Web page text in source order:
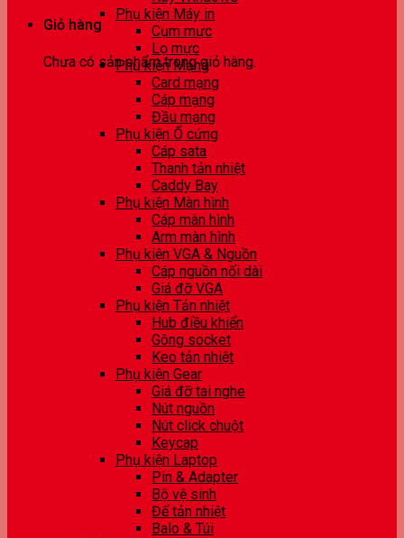
Giỏ hàng
Chưa có sản phẩm trong giỏ hàng.
Phụ kiện Máy in
Cụm mực
Lọ mực
Phụ kiện Mạng
Card mạng
Cáp mạng
Đầu mạng
Phụ kiện Ổ cứng
Cáp sata
Thanh tản nhiệt
Caddy Bay
Phụ kiện Màn hình
Cáp màn hình
Arm màn hình
Phụ kiện VGA & Nguồn
Cáp nguồn nối dài
Giá đỡ VGA
Phụ kiện Tản nhiệt
Hub điều khiển
Gông socket
Keo tản nhiệt
Phụ kiện Gear
Giá đỡ tai nghe
Nút nguồn
Nút click chuột
Keycap
Phụ kiện Laptop
Pin & Adapter
Bộ vệ sinh
Đế tản nhiệt
Balo & Túi